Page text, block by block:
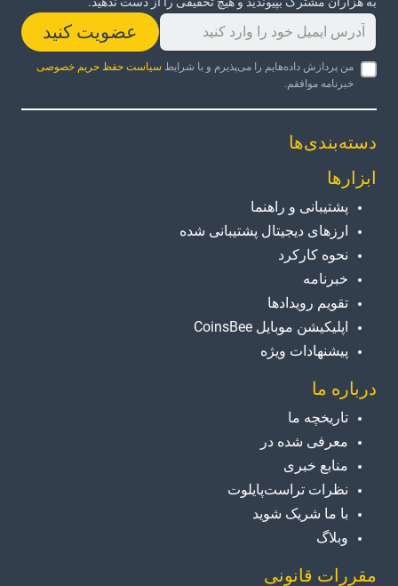
عضویت کنید
من پردازش داده‌هایم را می‌پذیرم و با شرایط سیاست حفظ حریم خصوصی
خبرنامه موافقم.
دسته‌بندی‌ها
ابزارها
پشتیبانی و راهنما
ارزهای دیجیتال پشتیبانی شده
نحوه کارکرد
خبرنامه
تقویم رویدادها
اپلیکیشن موبایل CoinsBee
پیشنهادات ویژه
درباره ما
تاریخچه ما
معرفی شده در
منابع خبری
نظرات تراست‌پایلوت
با ما شریک شوید
وبلاگ
مقررات قانونی